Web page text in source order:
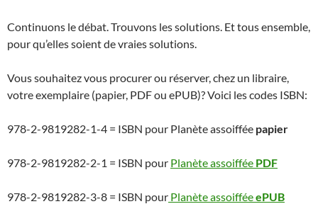
Continuons le débat. Trouvons les solutions. Et tous ensemble,
pour qu’elles soient de vraies solutions.
Vous souhaitez vous procurer ou réserver, chez un libraire,
votre exemplaire (papier, PDF ou ePUB)? Voici les codes ISBN:
978-2-9819282-1-4 = ISBN pour Planète assoiffée papier
978-2-9819282-2-1 = ISBN pour Planète assoiffée PDF
978-2-9819282-3-8 = ISBN pour Planète assoifféeePUB